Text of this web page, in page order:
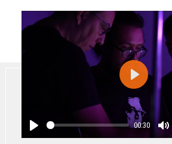
Play
00:30
Play